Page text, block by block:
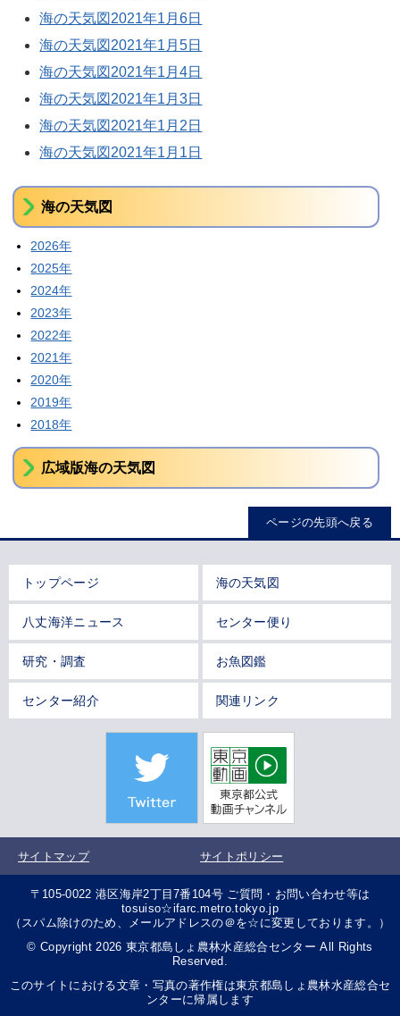
海の天気図2021年1月6日
海の天気図2021年1月5日
海の天気図2021年1月4日
海の天気図2021年1月3日
海の天気図2021年1月2日
海の天気図2021年1月1日
海の天気図
2026年
2025年
2024年
2023年
2022年
2021年
2020年
2019年
2018年
広域版海の天気図
ページの先頭へ戻る
トップページ 海の天気図
八丈海洋ニュース センター便り
研究・調査 お魚図鑑
センター紹介 関連リンク
サイトマップ サイトポリシー
〒105-0022 港区海岸2丁目7番104号 ご質問・お問い合わせ等は
tosuiso☆ifarc.metro.tokyo.jp
（スパム除けのため、メールアドレスの＠を☆に変更しております。）
© Copyright 2026 東京都島しょ農林水産総合センター All Rights
Reserved.
このサイトにおける文章・写真の著作権は東京都島しょ農林水産総合セ
ンターに帰属します